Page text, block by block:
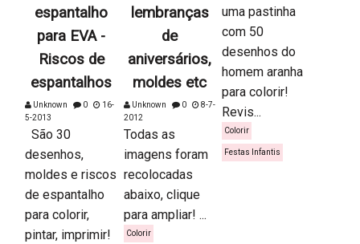
espantalho
para EVA -
Riscos de
espantalhos
Unknown 0
16-
5-2013
São 30
desenhos,
moldes e riscos
de espantalho
para colorir,
pintar, imprimir!
lembranças
de
aniversários,
moldes etc
Unknown 0
8-7-
2012
Todas as
imagens foram
recolocadas
abaixo, clique
para ampliar! ...
Colorir
uma pastinha
com 50
desenhos do
homem aranha
para colorir!
Revis...
Colorir
Festas Infantis